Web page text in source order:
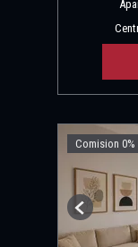
Comision 0%
Previous